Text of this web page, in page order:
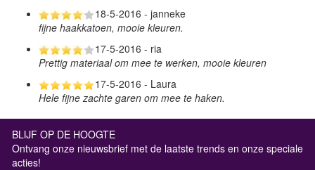
18-5-2016 - janneke
fijne haakkatoen, mooie kleuren.
17-5-2016 - ria
Prettig materiaal om mee te werken, mooie kleuren
17-5-2016 - Laura
Hele fijne zachte garen om mee te haken.
BLIJF OP DE HOOGTE
Ontvang onze nieuwsbrief met de laatste trends en onze speciale
acties!